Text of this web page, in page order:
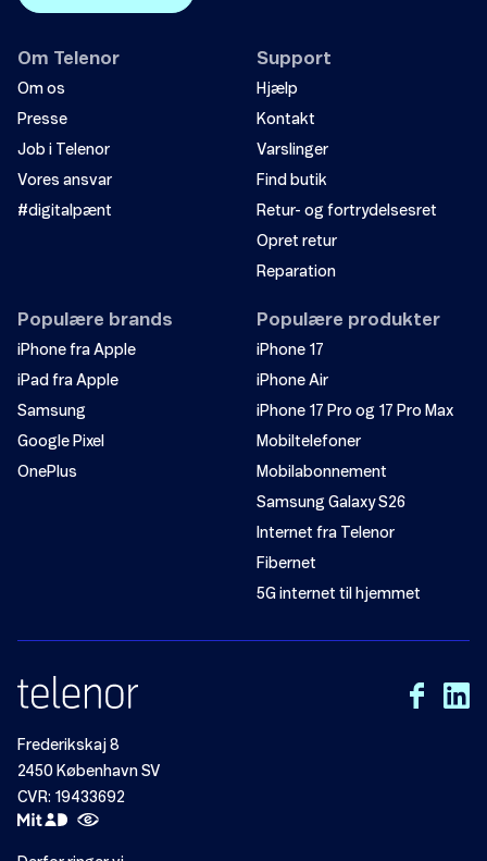
Om Telenor
Om os
Presse
Job i Telenor
Vores ansvar
#digitalpænt
Support
Hjælp
Kontakt
Varslinger
Find butik
Retur- og fortrydelsesret
Opret retur
Reparation
Populære brands
iPhone fra Apple
iPad fra Apple
Samsung
Google Pixel
OnePlus
Populære produkter
iPhone 17
iPhone Air
iPhone 17 Pro og 17 Pro Max
Mobiltelefoner
Mobilabonnement
Samsung Galaxy S26
Internet fra Telenor
Fibernet
5G internet til hjemmet
Frederikskaj 8
2450 København SV
CVR: 19433692